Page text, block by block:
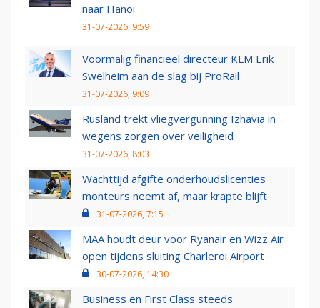
naar Hanoi
31-07-2026, 9:59
Voormalig financieel directeur KLM Erik
Swelheim aan de slag bij ProRail
31-07-2026, 9:09
Rusland trekt vliegvergunning Izhavia in
wegens zorgen over veiligheid
31-07-2026, 8:03
Wachttijd afgifte onderhoudslicenties
monteurs neemt af, maar krapte blijft
31-07-2026, 7:15
MAA houdt deur voor Ryanair en Wizz Air
open tijdens sluiting Charleroi Airport
30-07-2026, 14:30
Business en First Class steeds